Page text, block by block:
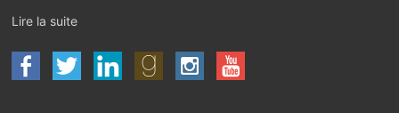
Lire la suite